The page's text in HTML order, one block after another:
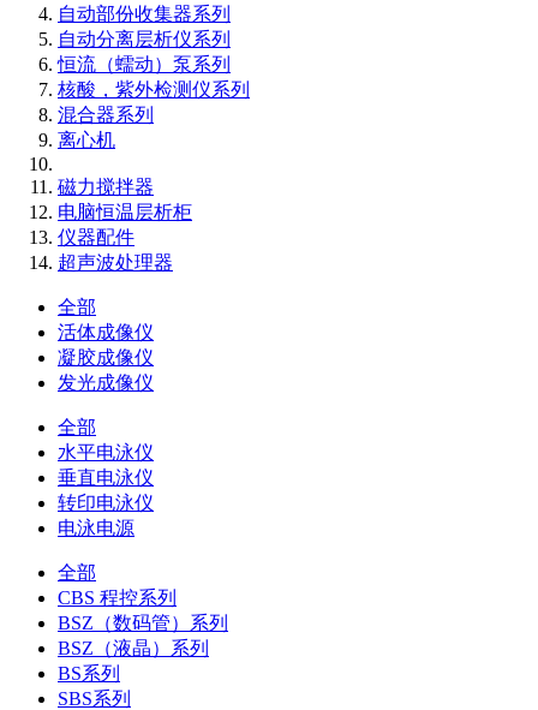
自动部份收集器系列
自动分离层析仪系列
恒流（蠕动）泵系列
核酸，紫外检测仪系列
混合器系列
离心机
磁力搅拌器
电脑恒温层析柜
仪器配件
超声波处理器
全部
活体成像仪
凝胶成像仪
发光成像仪
全部
水平电泳仪
垂直电泳仪
转印电泳仪
电泳电源
全部
CBS 程控系列
BSZ（数码管）系列
BSZ（液晶）系列
BS系列
SBS系列